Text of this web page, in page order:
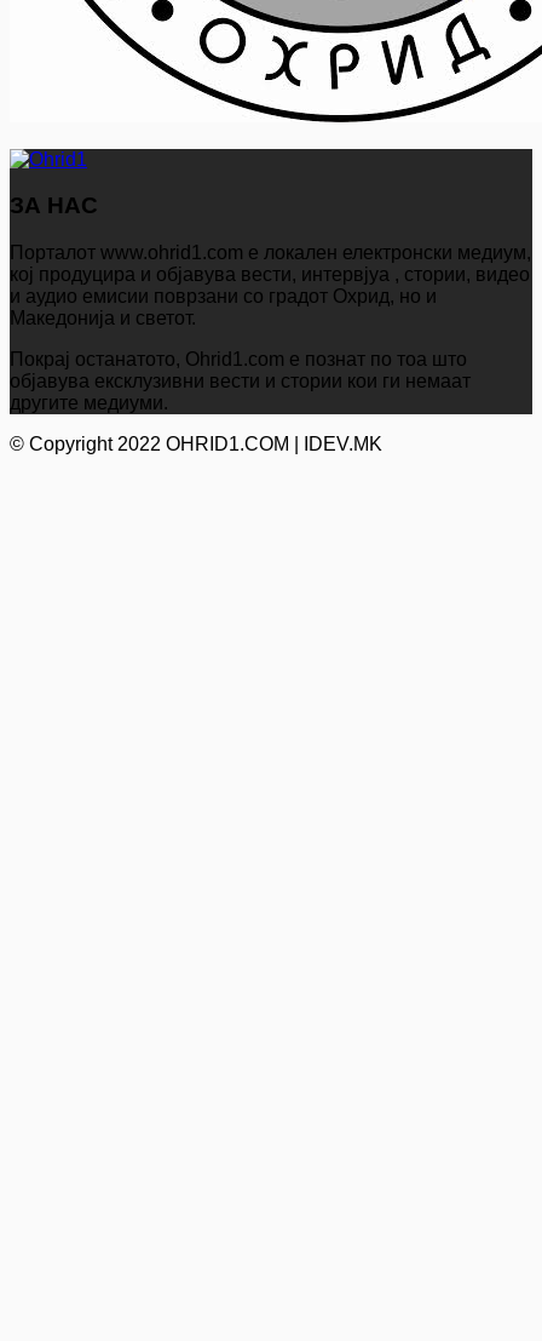
ЗА НАС
Порталот www.ohrid1.com е локален електронски медиум,
кој продуцира и објавува вести, интервјуа , стории, видео
и аудио емисии поврзани со градот Охрид, но и
Македонија и светот.
Покрај останатото, Ohrid1.com е познат по тоа што
објавува ексклузивни вести и стории кои ги немаат
другите медиуми.
© Copyright 2022 OHRID1.COM | IDEV.MK